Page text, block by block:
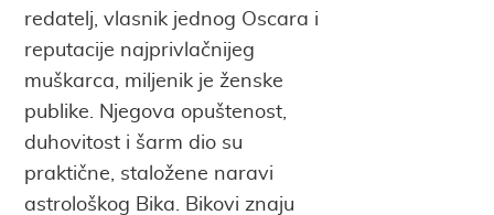
redatelj, vlasnik jednog Oscara i
reputacije najprivlačnijeg
muškarca, miljenik je ženske
publike. Njegova opuštenost,
duhovitost i šarm dio su
praktične, staložene naravi
astrološkog Bika. Bikovi znaju